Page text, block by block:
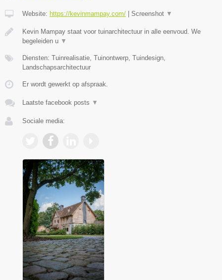
Website: https://kevinmampay.com/ Screenshot ▼
Kevin Mampay staat voor tuinarchitectuur in alle eenvoud. We
begeleiden u ▼
Diensten: Tuinrealisatie, Tuinontwerp, Tuindesign,
Landschapsarchitectuur
Er wordt gewerkt op afspraak.
Laatste facebook posts ▼
Sociale media: